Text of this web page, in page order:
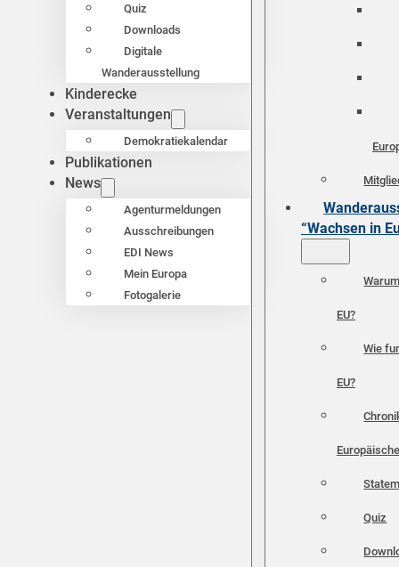
Quiz
Downloads
Digitale
Wanderausstellung
Kinderecke
Veranstaltungen
Demokratiekalendar
Publikationen
News
Agenturmeldungen
Ausschreibungen
EDI News
Mein Europa
Fotogalerie
“Wachsen in
EU?
Wie
EU?
Quiz